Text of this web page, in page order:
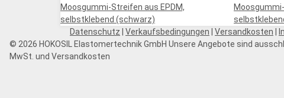
Moosgummi-Streifen aus EPDM,
selbstklebend (schwarz)
Datenschutz | Verkaufsbedingungen | Versandkosten |
© 2026 HOKOSIL Elastomertechnik GmbH Unsere Angebote sind
MwSt. und Versandkosten